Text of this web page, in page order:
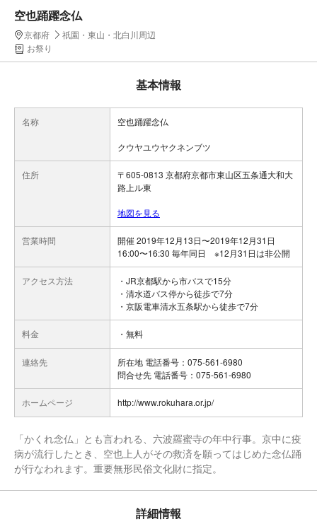
空也踊躍念仏
京都府
祇園・東山・北白川周辺
お祭り
基本情報
名称 空也踊躍念仏
クウヤユウヤクネンブツ
住所
〒605-0813 京都府京都市東山区五条通大和大
路上ル東
地図を見る
営業時間
開催 2019年12月13日〜2019年12月31日
16:00〜16:30 毎年同日 ※12月31日は非公開
アクセス方法
・JR京都駅から市バスで15分
・清水道バス停から徒歩で7分
・京阪電車清水五条駅から徒歩で7分
料金 ・無料
連絡先
所在地 電話番号：075-561-6980
問合せ先 電話番号：075-561-6980
ホームページ http://www.rokuhara.or.jp/
「かくれ念仏」とも言われる、六波羅蜜寺の年中行事。京中に疫
病が流行したとき、空也上人がその救済を願ってはじめた念仏踊
が行なわれます。重要無形民俗文化財に指定。
詳細情報